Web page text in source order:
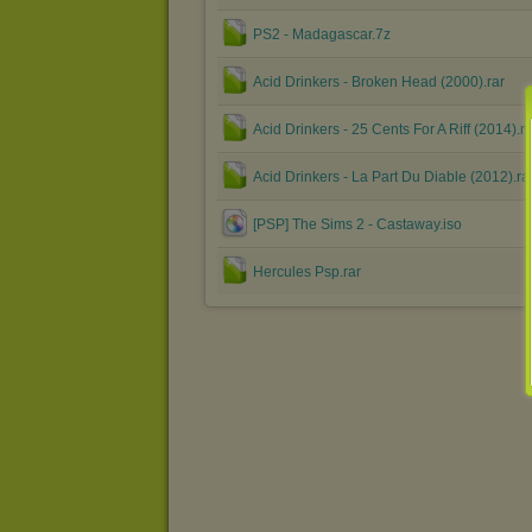
PS2 - Madagascar.7z
Acid Drinkers - Broken Head (2000).rar
Acid Drinkers - 25 Cents For A Riff (2014).rar
Acid Drinkers - La Part Du Diable (2012).rar
[PSP] The Sims 2 - Castaway.iso
Hercules Psp.rar